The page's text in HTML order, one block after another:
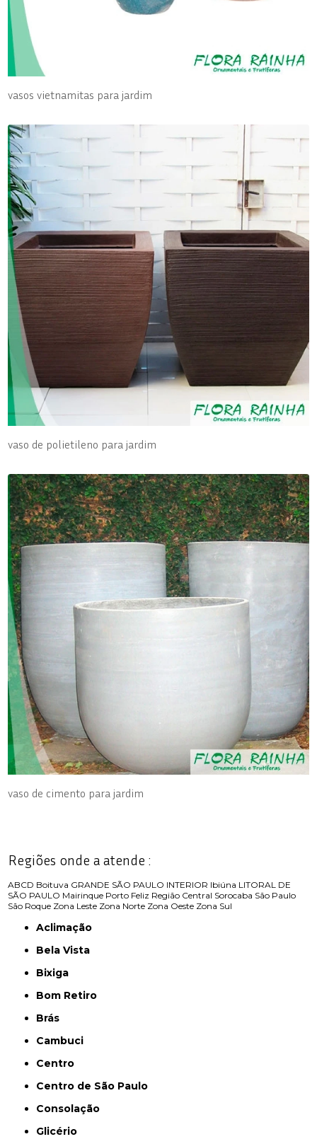
vasos vietnamitas para jardim
vaso de polietileno para jardim
vaso de cimento para jardim
Regiões onde a atende :
ABCD Boituva GRANDE SÃO PAULO INTERIOR Ibiúna LITORAL DE
SÃO PAULO Mairinque Porto Feliz Região Central Sorocaba São Paulo
São Roque Zona Leste Zona Norte Zona Oeste Zona Sul
Aclimação
Bela Vista
Bixiga
Bom Retiro
Brás
Cambuci
Centro
Centro de São Paulo
Consolação
Glicério